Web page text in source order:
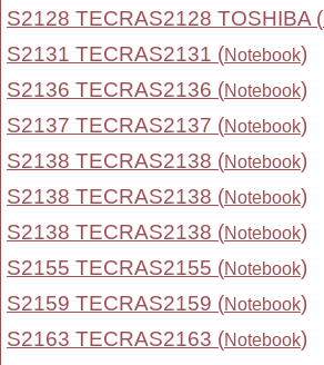
S2128 TECRAS2128 TOSHIBA (
S2131 TECRAS2131 (Notebook)
S2136 TECRAS2136 (Notebook)
S2137 TECRAS2137 (Notebook)
S2138 TECRAS2138 (Notebook)
S2138 TECRAS2138 (Notebook)
S2138 TECRAS2138 (Notebook)
S2155 TECRAS2155 (Notebook)
S2159 TECRAS2159 (Notebook)
S2163 TECRAS2163 (Notebook)